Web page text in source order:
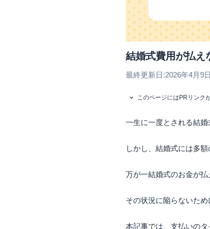
結婚式費用が払え
最終更新日:2026年4月9日
このページにはPRリンク
一生に一度とされる結婚
しかし、結婚式には多
万が一結婚式のお金が
その状況に陥らないた
本記事では、支払いの